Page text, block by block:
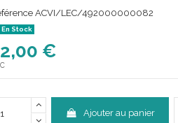
ACVI/LEC/492000000082
En Stock
€
Ajouter au panier